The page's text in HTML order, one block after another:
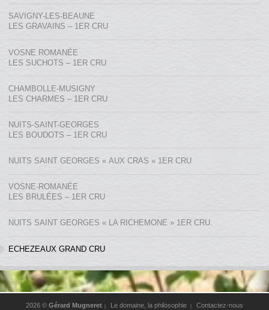
SAVIGNY-LES-BEAUNE
LES GRAVAINS – 1ER CRU
VOSNE ROMANÉE
LES SUCHOTS – 1ER CRU
CHAMBOLLE-MUSIGNY
LES CHARMES – 1ER CRU
NUITS-SAINT-GEORGES
LES BOUDOTS – 1ER CRU
NUITS SAINT GEORGES « AUX CRAS » 1ER CRU
VOSNE-ROMANÉE
LES BRULÉES – 1ER CRU
NUITS SAINT GEORGES « LA RICHEMONE » 1ER CRU.
ECHEZEAUX GRAND CRU
2026 © Gérard Mugneret Le domaine, la philosophie Contactez-nous